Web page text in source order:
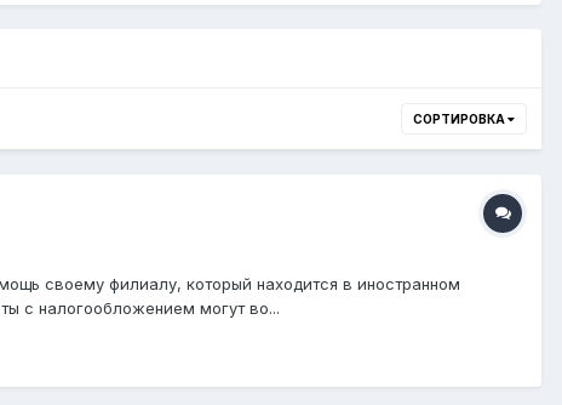
СОРТИРОВКА
своему филиалу, который находится в иностранном
с налогообложением могут во...